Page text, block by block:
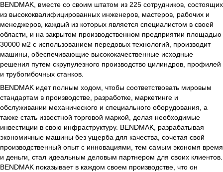
BENDMAK, вместе со своим штатом из 225 сотрудников, состоящих
из высококвалифицированных инженеров, мастеров, рабочих и
менеджеров, каждый из которых является специалистом в своей
области, и на закрытом производственном предприятии площадью
30000 м2 с использованием передовых технологий, производит
машины, обеспечивающие высококачественные исходные
решения путем скрупулезного производство цилиндров, профилей
и трубогибочных станков.
BENDMAK идет полным ходом, чтобы соответствовать мировым
стандартам в производстве, разработке, маркетинге и
обслуживании механического и специального оборудования, а
также стать известной торговой маркой, делая необходимые
инвестиции в свою инфраструктуру. BENDMAK, разрабатывая
экономичные машины без ущерба для качества, сочетая свой
производственный опыт с инновациями, тем самым экономя время
и деньги, стал идеальным деловым партнером для своих клиентов.
BENDMAK показывает в каждом своем производстве, что он